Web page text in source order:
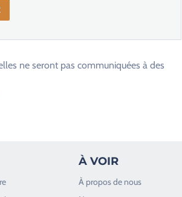
ne seront pas communiquées à des
À VOIR
À propos de nous